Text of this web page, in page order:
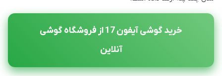
خرید گوشی آیفون 17 از فروشگاه گوشی
آنلاین